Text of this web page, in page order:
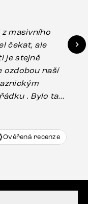
masivního
čekat, ale
je stejně
. Bylo tam
které mohlo
vstříc.
Ověřená recenze